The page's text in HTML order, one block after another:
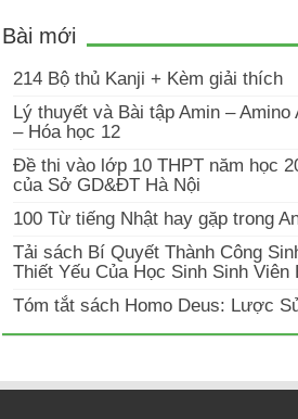
Bài mới
214 Bộ thủ Kanji + Kèm giải thích
Lý thuyết và Bài tập Amin –
– Hóa học 12
Đề thi vào lớp 10 THPT năm học
của Sở GD&ĐT Hà Nội
100 Từ tiếng Nhật hay gặp trong
Tải sách Bí Quyết Thành Công
Thiết Yếu Của Học Sinh Sinh Viên
Tóm tắt sách Homo Deus: Lược